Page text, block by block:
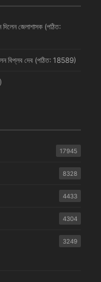
দিলেন জেলাশাসক (পঠিত:
বিপ্লব দেব (পঠিত: 18589)
17945
8328
4433
4304
3249